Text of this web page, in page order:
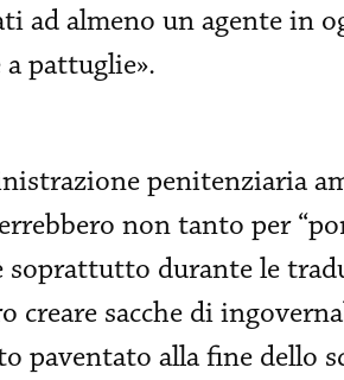
ad almeno un agente in
pattuglie».
penitenziaria
non tanto per
soprattutto durante le
creare sacche di
paventato alla fine dello